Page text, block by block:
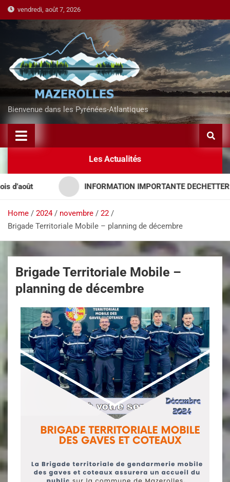
vendredi, août 7, 2026
Bienvenue dans les Pyrénées-Atlantiques
Les Actualités
INFORMATION IMPORTANTE DECHETTERIES
Home 2024 novembre
22
Brigade Territoriale Mobile – planning de décembre
Brigade Territoriale Mobile –
planning de décembre